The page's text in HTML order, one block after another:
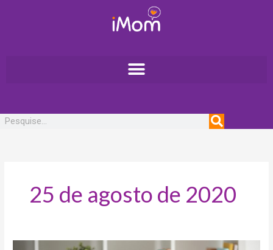
25 de agosto de 2020